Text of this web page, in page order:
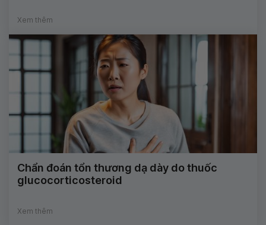
Xem thêm
Chẩn đoán tổn thương dạ dày do thuốc
glucocorticosteroid
Xem thêm